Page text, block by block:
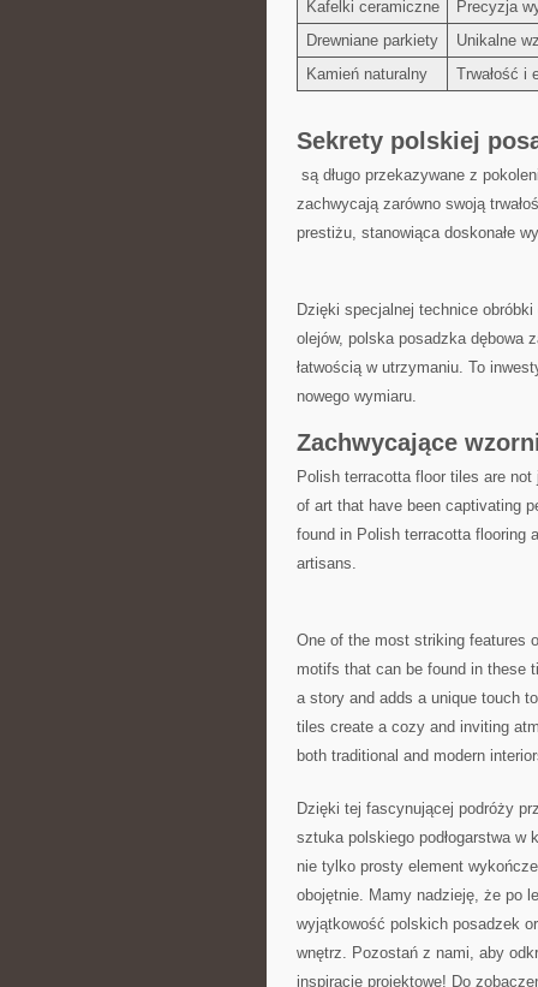
Kafelki ceramiczne
Precyzja
Drewniane parkiety
Unikalne
Kamień naturalny
Trwałość⁤ i
Sekrety polskiej
są długo przekazywane z
⁤zachwycają zarówno swoją
prestiżu, stanowiąca ⁤doskonałe
Dzięki specjalnej technice
olejów, polska posadzka dębowa
łatwością w utrzymaniu. To
nowego wymiaru.
Zachwycające
Polish terracotta floor⁣ tiles are
of art that have ⁤been ⁢captivating
found‍ in Polish terracotta flooring‍
‍artisans.
One of the most striking⁤ features
motifs that can be found in these
a ‌story and adds a unique touch‌
tiles create a cozy and inviting
both traditional and modern
Dzięki tej⁤ fascynującej podróży
sztuka polskiego podłogarstwa w
nie tylko prosty element
obojętnie. Mamy nadzieję, że po
wyjątkowość polskich posadzek
wnętrz. ⁣Pozostań z nami, aby⁤
inspiracje projektowe! Do